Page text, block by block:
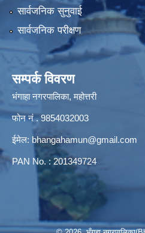
सार्वजनिक सुनुवाई
सार्वजनिक परीक्षण
सम्पर्क विवरण
भंगाहा नगरपालिका, महोत्तरी
फोन नं . 9854032003
ईमेल: bhangahamun@gmail.com
PAN No. : 201349724